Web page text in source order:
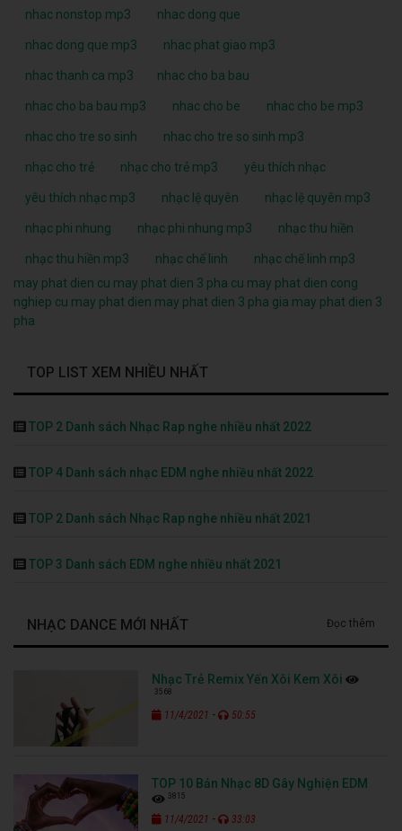
nhac nonstop mp3 nhac dong que
nhac dong que mp3 nhac phat giao mp3
nhac thanh ca mp3 nhac cho ba bau
nhac cho ba bau mp3 nhac cho be nhac cho be mp3
nhac cho tre so sinh nhac cho tre so sinh mp3
nhạc cho trẻ nhạc cho trẻ mp3 yêu thích nhạc
yêu thích nhạc mp3 nhạc lệ quyên nhạc lệ quyên mp3
nhạc phi nhung nhạc phi nhung mp3 nhạc thu hiền
nhạc thu hiền mp3 nhạc chế linh
nhạc chế linh mp3
may phat dien cu may phat dien 3 pha cu may phat dien cong
nghiep cu may phat dien may phat dien 3 pha gia may phat dien 3
pha
TOP LIST XEM NHIỀU NHẤT
TOP 2 Danh sách Nhạc Rap nghe nhiều nhất 2022
TOP 4 Danh sách nhạc EDM nghe nhiều nhất 2022
TOP 2 Danh sách Nhạc Rap nghe nhiều nhất 2021
TOP 3 Danh sách EDM nghe nhiều nhất 2021
NHẠC DANCE MỚI NHẤT Đọc thêm
Nhạc Trẻ Remix Yến Xôi Kem Xôi
3568
11/4/2021 - 50:55
TOP 10 Bản Nhạc 8D Gây Nghiện EDM
3815
11/4/2021 - 33:03